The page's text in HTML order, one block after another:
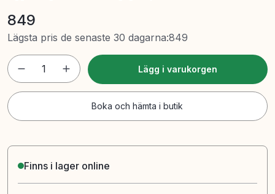
849
Lägsta pris de senaste 30 dagarna:849
1 Lägg i varukorgen
Boka och hämta i butik
Finns i lager online